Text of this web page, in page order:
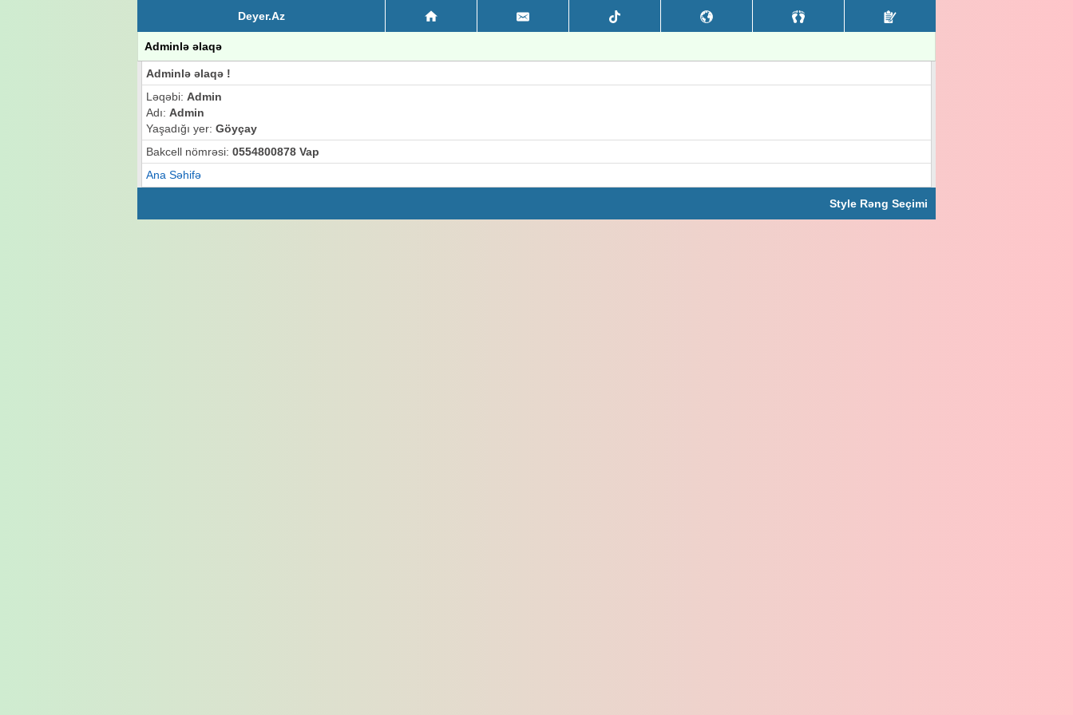
Deyer.Az
Adminlə əlaqə
Adminlə əlaqə !
Ləqəbi: Admin
Adı: Admin
Yaşadığı yer: Göyçay
Bakcell nömrəsi: 0554800878 Vap
Ana Səhifə
Style Rəng Seçimi